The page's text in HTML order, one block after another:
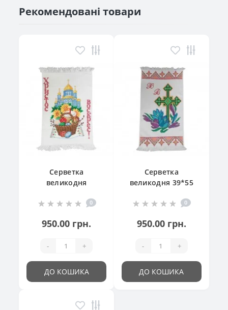
Рекомендовані товари
Серветка
великодня
кошик"
0
950.00 грн.
- +
ДО КОШИКА
Серветка
великодня 39*55
0
950.00 грн.
- +
ДО КОШИКА